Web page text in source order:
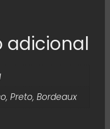
adicional
Preto, Bordeaux